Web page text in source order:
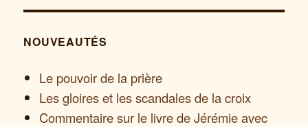
NOUVEAUTÉS
Le pouvoir de la prière
Les gloires et les scandales de la croix
Commentaire sur le livre de Jérémie avec